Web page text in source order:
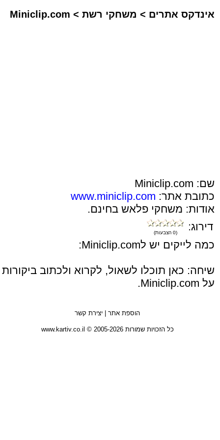
אינדקס אתרים > משחקי רשת >
Miniclip.com
שם: Miniclip.com
כתובת אתר: www.miniclip.com
אודות: משחקי פלאש בחינם.
דירוג:
(0 הצבעות)
כמה לייקים יש לMiniclip.com:
שיחה: כאן תוכלו לשאול, לקרוא ולכתוב ביקורות
על Miniclip.com.
הוספת אתר | יצירת קשר
כל הזכויות שמורות 2005-2026 © www.kartiv.co.il